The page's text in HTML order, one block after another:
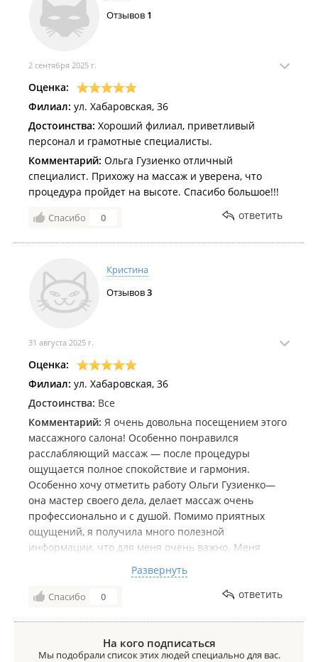
Отзывов 1
2 сентября 2025 г.
Оценка:
Филиал: ул. Хабаровская, 36
Достоинства: Хороший филиал, приветливый
персонал и грамотные специалисты.
Комментарий: Ольга Гузиенко отличный
специалист. Прихожу на массаж и уверена, что
процедура пройдет на высоте. Спасибо большое!!!
Спасибо 0 ответить
Кристина
Отзывов3
31 августа 2025 г.
Оценка:
Филиал: ул. Хабаровская, 36
Достоинства: Все
Комментарий: Я очень довольна посещением этого
массажного салона! Особенно понравился
расслабляющий массаж — после процедуры
ощущается полное спокойствие и гармония.
Особенно хочу отметить работу Ольги Гузиенко—
она мастер своего дела, делает массаж очень
профессионально и с душой. Помимо приятных
ощущений, я получила много полезной
информации, что для меня очень важно. Меня
ценные рекомендации по их предотвращению и
облегчению. Обязательно буду возвращаться сюда
заботливый массаж!
Развернуть
Спасибо 0 ответить
На кого подписаться
Мы подобрали список этих людей специально для вас.